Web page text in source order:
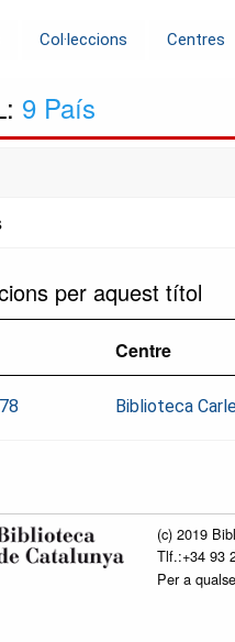
Col·leccions Centres
9 País
per aquest títol
Centre
Biblioteca
(c) 2019
Tlf.:+34 93
Per a